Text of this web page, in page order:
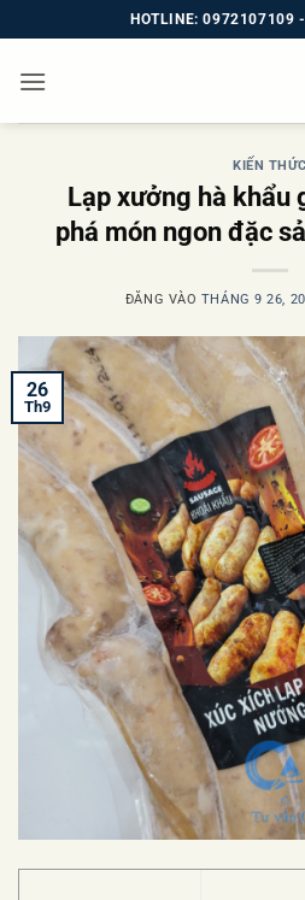
qua
nội
HOTLINE: 0972107109
KIẾN THỨC
Lạp xưởng hà khẩu
phá món ngon đặc
ĐĂNG VÀO THÁNG 9 26,
26
Th9